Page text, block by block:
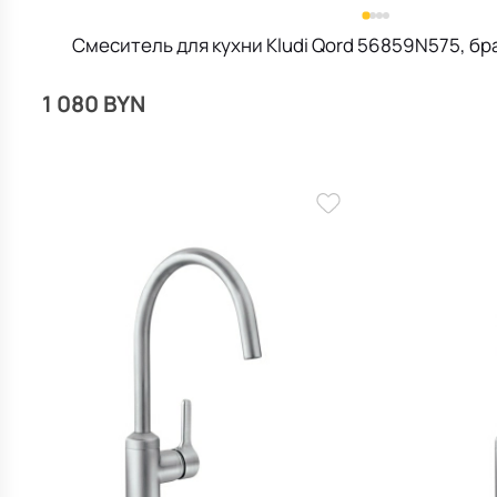
Смеситель для кухни Kludi Qord 56859N575,
1 080 BYN